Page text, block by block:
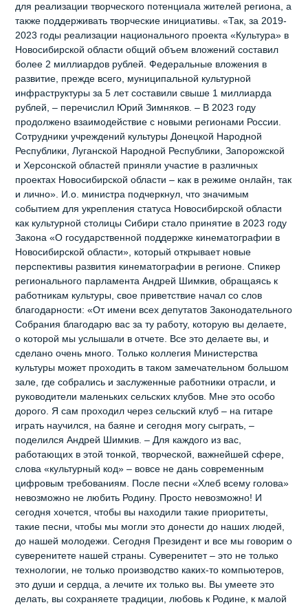
для реализации творческого потенциала жителей региона, а
также поддерживать творческие инициативы. «Так, за 2019-
2023 годы реализации национального проекта «Культура» в
Новосибирской области общий объем вложений составил
более 2 миллиардов рублей. Федеральные вложения в
развитие, прежде всего, муниципальной культурной
инфраструктуры за 5 лет составили свыше 1 миллиарда
рублей, – перечислил Юрий Зимняков. – В 2023 году
продолжено взаимодействие с новыми регионами России.
Сотрудники учреждений культуры Донецкой Народной
Республики, Луганской Народной Республики, Запорожской
и Херсонской областей приняли участие в различных
проектах Новосибирской области – как в режиме онлайн, так
и лично». И.о. министра подчеркнул, что значимым
событием для укрепления статуса Новосибирской области
как культурной столицы Сибири стало принятие в 2023 году
Закона «О государственной поддержке кинематографии в
Новосибирской области», который открывает новые
перспективы развития кинематографии в регионе. Спикер
регионального парламента Андрей Шимкив, обращаясь к
работникам культуры, свое приветствие начал со слов
благодарности: «От имени всех депутатов Законодательного
Собрания благодарю вас за ту работу, которую вы делаете,
о которой мы услышали в отчете. Все это делаете вы, и
сделано очень много. Только коллегия Министерства
культуры может проходить в таком замечательном большом
зале, где собрались и заслуженные работники отрасли, и
руководители маленьких сельских клубов. Мне это особо
дорого. Я сам проходил через сельский клуб – на гитаре
играть научился, на баяне и сегодня могу сыграть, –
поделился Андрей Шимкив. – Для каждого из вас,
работающих в этой тонкой, творческой, важнейшей сфере,
слова «культурный код» – вовсе не дань современным
цифровым требованиям. После песни «Хлеб всему голова»
невозможно не любить Родину. Просто невозможно! И
сегодня хочется, чтобы вы находили такие приоритеты,
такие песни, чтобы мы могли это донести до наших людей,
до нашей молодежи. Сегодня Президент и все мы говорим о
суверенитете нашей страны. Суверенитет – это не только
технологии, не только производство каких-то компьютеров,
это души и сердца, а лечите их только вы. Вы умеете это
делать, вы сохраняете традиции, любовь к Родине, к малой